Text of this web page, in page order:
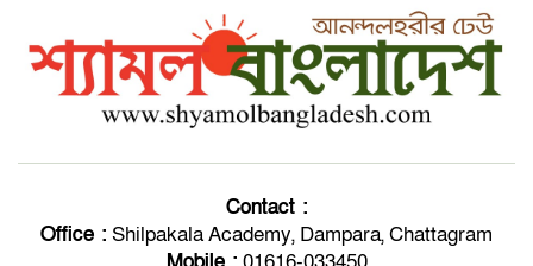
টেকনাফে শিশু ধর্ষণ মামলার প্রধান
পলাতক আসামি নবী হোসেন গ্রেপ্তার
টেকনাফে পৃথক অভিযানে বিদেশি মদ-
Contact :
Office : Shilpakala Academy, Dampara, Chattagram